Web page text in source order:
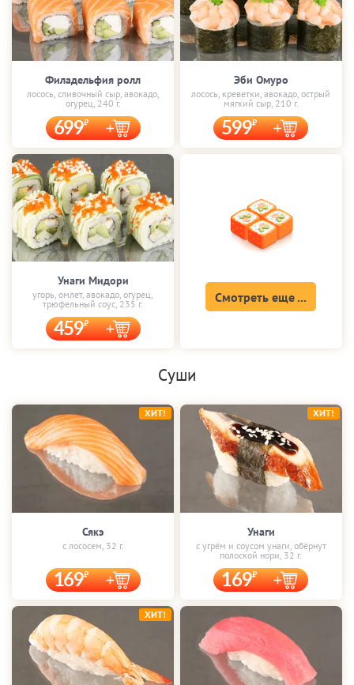
Филадельфия ролл
лосось, сливочный сыр, авокадо,
огурец, 240 г.
699
Эби Омуро
лосось, креветки, авокадо, острый
мягкий сыр, 210 г.
599
Унаги Мидори
угорь, омлет, авокадо, огурец,
трюфельный соус, 235 г.
459
Смотреть еще ...
Суши
Сякэ
с лососем, 32 г.
169
ХИТ!
Унаги
с угрём и соусом унаги, обёрнут
полоской нори, 32 г.
169
ХИТ!
ХИТ!